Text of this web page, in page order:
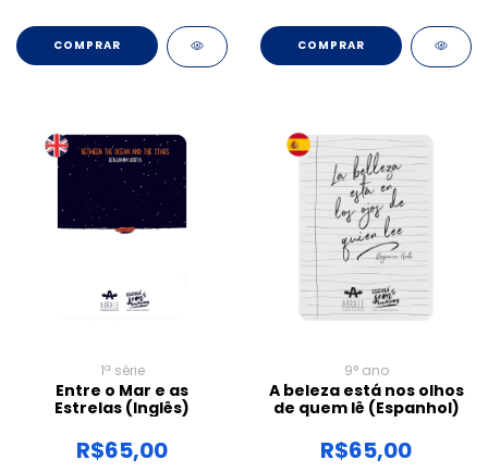
COMPRAR COMPRAR
1ª série
Entre o Mar e as
Estrelas (Inglês)
R$65,00
9° ano
A beleza está nos olhos
de quem lê (Espanhol)
R$65,00